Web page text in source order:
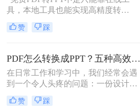
件。
具，本地工具也能实现高精度转
换”在职场办公与自媒体创作中，将
PDF格式的报告、课件、素材转为可
需求。但多数人在寻找免费转换方法
时，要么遭遇操作繁琐的困境，要么
面临转换后格式错乱、信息丢失的问
题，甚至担心文件隐私泄露
赞 踩
PDF怎么转换成PPT？五种高效方法，适用不同场景全解析！
在日常工作和学习中，我们经常会遇
到一个令人头疼的问题：一份设计精
美、内容详实的PDF文档，需要被转
换为可编辑、可演示的
赞 踩